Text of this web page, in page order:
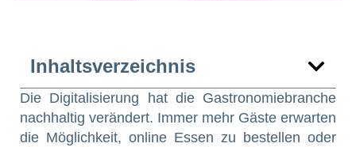
Inhaltsverzeichnis
Die Digitalisierung hat die Gastronomiebranche
nachhaltig verändert. Immer mehr Gäste erwarten
die Möglichkeit, online Essen zu bestellen oder